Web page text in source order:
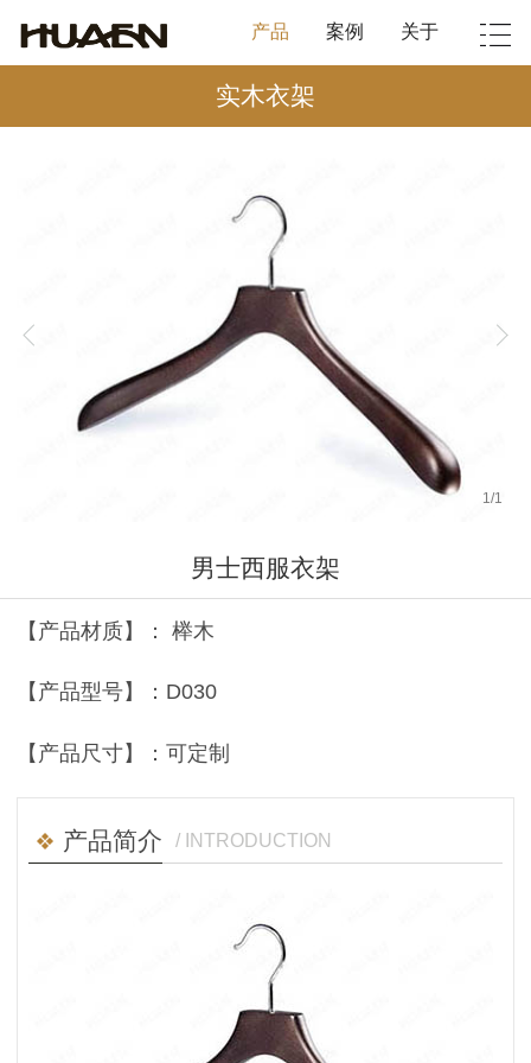
产品 案例 关于
实木衣架
1 /1
男士西服衣架
【产品材质】： 榉木
【产品型号】：D030
【产品尺寸】：可定制
产品简介 / INTRODUCTION